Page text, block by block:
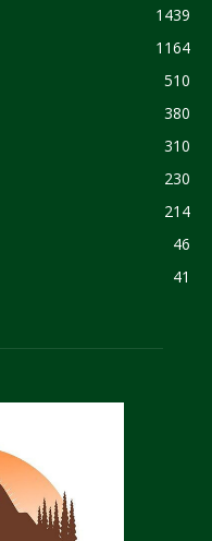
1439
1164
510
380
310
230
214
46
41